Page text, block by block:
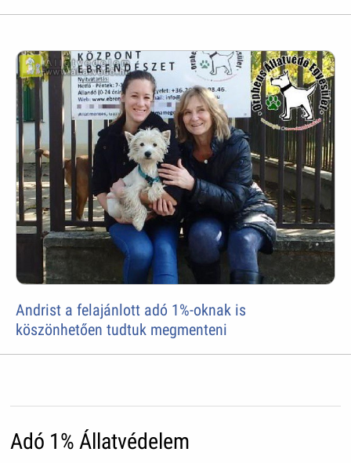
Andrist a felajánlott adó 1%-oknak is
köszönhetően tudtuk megmenteni
Adó 1% Állatvédelem